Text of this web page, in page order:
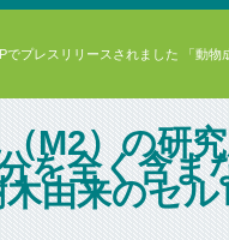
でプレスリリースされました 「動
M2）の研
を全く含ま
由来のセル